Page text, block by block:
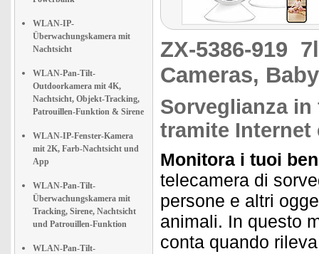
WLAN-IP-
Überwachungskamera mit
Nachtsicht
WLAN-Pan-Tilt-
Outdoorkamera mit 4K,
Nachtsicht, Objekt-Tracking,
Patrouillen-Funktion & Sirene
WLAN-IP-Fenster-Kamera
mit 2K, Farb-Nachtsicht und
App
WLAN-Pan-Tilt-
Überwachungskamera mit
Tracking, Sirene, Nachtsicht
und Patrouillen-Funktion
WLAN-Pan-Tilt-
ZX-5386-919
Cameras,
Sorveglianza
tramite Internet
Monitora i tuoi
telecamera di
persone e altri
animali. In questo
conta quando